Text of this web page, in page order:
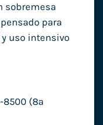
sobremesa
para
uso intensivo
8500 (8ª